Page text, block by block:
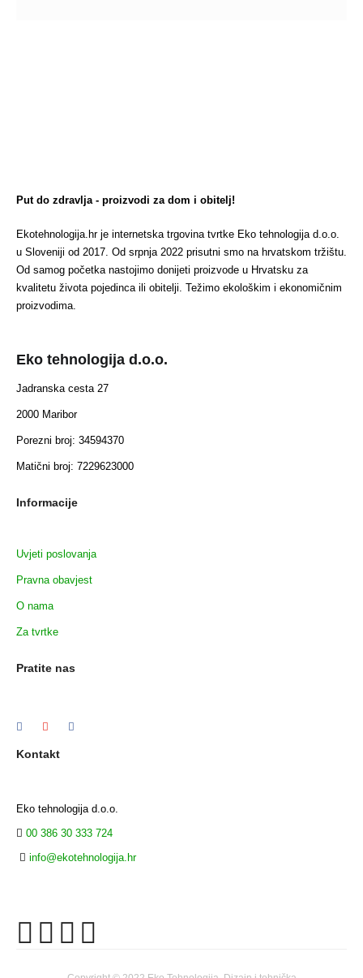
Put do zdravlja - proizvodi za dom i obitelj!
Ekotehnologija.hr je internetska trgovina tvrtke Eko tehnologija d.o.o.
u Sloveniji od 2017. Od srpnja 2022 prisutni smo na hrvatskom tržištu.
Od samog početka nastojimo donijeti proizvode u Hrvatsku za
kvalitetu života pojedinca ili obitelji. Težimo ekološkim i ekonomičnim
proizvodima.
Eko tehnologija d.o.o.
Jadranska cesta 27
2000 Maribor
Porezni broj: 34594370
Matični broj: 7229623000
Informacije
Uvjeti poslovanja
Pravna obavjest
O nama
Za tvrtke
Pratite nas
Kontakt
Eko tehnologija d.o.o.
00 386 30 333 724
info@ekotehnologija.hr